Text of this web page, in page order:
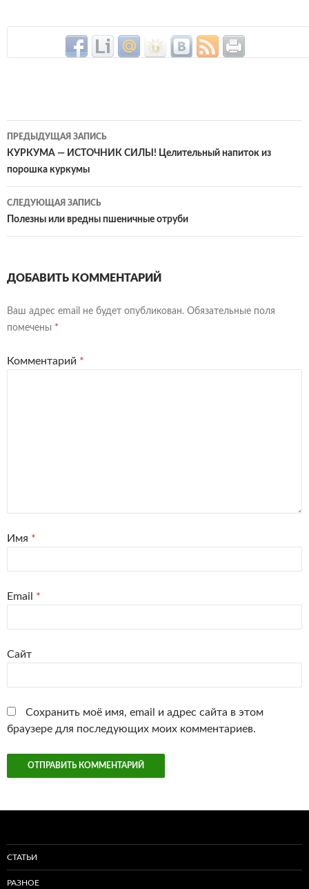
Навигация
по
записям
ПРЕДЫДУЩАЯ ЗАПИСЬ
КУРКУМА — ИСТОЧНИК СИЛЫ! Целительный напиток из
порошка куркумы
СЛЕДУЮЩАЯ ЗАПИСЬ
Полезны или вредны пшеничные отруби
ДОБАВИТЬ КОММЕНТАРИЙ
Ваш адрес email не будет опубликован. Обязательные поля
помечены *
Комментарий *
Имя *
Email *
Сайт
Сохранить моё имя, email и адрес сайта в этом
браузере для последующих моих комментариев.
СТАТЬИ
РАЗНОЕ